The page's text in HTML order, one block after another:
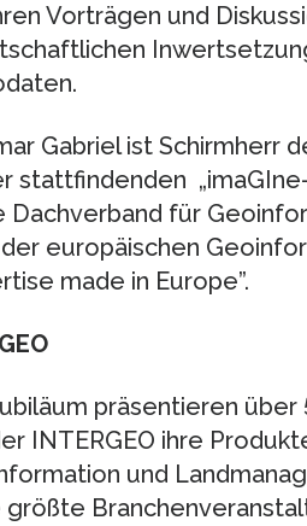
Vorträgen und
Gabriel ist Schirmherr
stattfindenden
Dachverband für
europäischen
made in Europe”.
präsentieren
INTERGEO ihre
und
größte